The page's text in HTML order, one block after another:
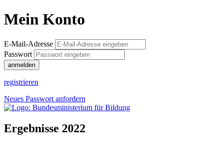
Mein Konto
E-Mail-Adresse
Passwort
anmelden
registrieren
Neues Passwort anfordern
Ergebnisse 2022